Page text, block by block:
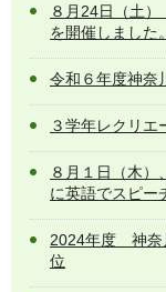
８月24日（土
を開催しました。
令和６年度神奈
３学年レクリエ
８月１日（木
に英語でスピー
2024年度 神奈
位